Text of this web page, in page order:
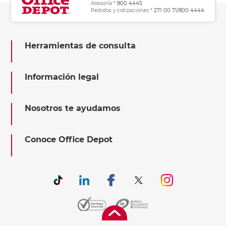
Asesoría * 800 4445
Pedidos y cotizaciones * 271 00 71/800 4444
Herramientas de consulta
Información legal
Nosotros te ayudamos
Conoce Office Depot